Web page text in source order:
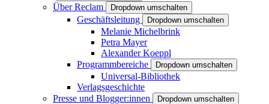
Über Reclam Dropdown umschalten
Geschäftsleitung Dropdown umschalten
Melanie Michelbrink
Petra Mayer
Alexander Koeppl
Programmbereiche
Dropdown umschalten
Universal-Bibliothek
Verlagsgeschichte
Presse und Blogger:innen
Dropdown umschalten